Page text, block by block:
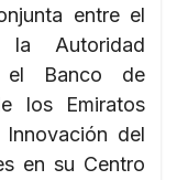
entre el
Autoridad
el Banco de
los Emiratos
del
en su Centro